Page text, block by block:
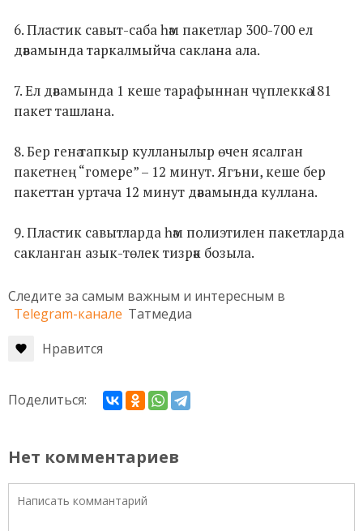
6. Пластик савыт-саба һәм пакетлар 300-700 ел
дәвамында таркалмыйча саклана ала.
7. Ел дәвамында 1 кеше тарафыннан чүплеккә 181
пакет ташлана.
8. Бер генә тапкыр кулланылыр өчен ясалган
пакетнең “гомере” – 12 минут. Ягъни, кеше бер
пакеттан уртача 12 минут дәвамында куллана.
9. Пластик савытларда һәм полиэтилен пакетларда
сакланган азык-төлек тизрәк бозыла.
Следите за самым важным и интересным в
Telegram-канале Татмедиа
Нравится
Поделиться:
Нет комментариев